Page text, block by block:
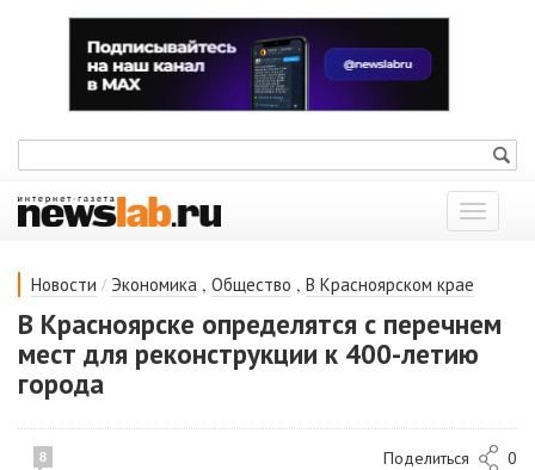
Показать
меню
Новости / Экономика , Общество , В Красноярском крае
В Красноярске определятся с перечнем
мест для реконструкции к 400-летию
города
8 Поделиться 0